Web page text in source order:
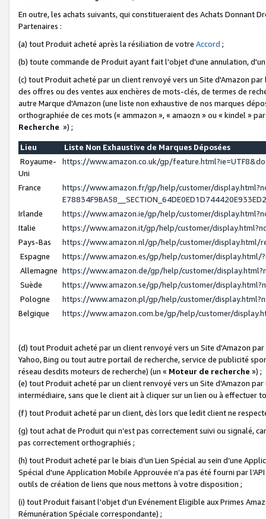
En outre, les achats suivants, qui constitueraient des Achats Donnant
Partenaires :
(a) tout Produit acheté après la résiliation de votre Accord ;
(b) toute commande de Produit ayant fait l'objet d'une annulation,
(c) tout Produit acheté par un client renvoyé vers un Site d'Amazon
des offres ou des ventes aux enchères de mots-clés, de termes de
autre Marque d'Amazon (une liste non exhaustive de nos marques
orthographiée de ces mots (« ammazon », « amaozn » ou « kindel »
Recherche ») ;
Lieu
Liste Non Exhaustive de Marques Déposées
Royaume-
Uni
https://www.amazon.co.uk/gp/
France
https://www.amazon.fr/gp/help/customer/
Irlande
https://www.amazon.ie/gp/help/customer/
Italie
https://www.amazon.it/gp/help/customer/
Pays-Bas
https://www.amazon.nl/gp/help/customer/display.html/
Espagne
https://www.amazon.es/gp/help/customer/display.html/
Allemagne https://www.amazon.de/gp/help/customer/
Suède
https://www.amazon.se/gp/help/customer/
Pologne
https://www.amazon.pl/gp/help/customer/
Belgique
https://www.amazon.com.be/gp/help/customer/
(d) tout Produit acheté par un client renvoyé vers un Site d'Amazon
Yahoo, Bing ou tout autre portail de recherche, service de publicité
réseau desdits moteurs de recherche) (un « Moteur de recherche ») ;
(e) tout Produit acheté par un client renvoyé vers un Site d'Amazon
intermédiaire, sans que le client ait à cliquer sur un lien ou à
(f) tout Produit acheté par un client, dès lors que ledit client ne
(g) tout achat de Produit qui n’est pas correctement suivi ou signalé,
pas correctement orthographiés ;
(h) tout Produit acheté par le biais d’un Lien Spécial au sein d’une
Spécial d'une Application Mobile Approuvée n’a pas été fourni par
outils de création de liens que nous mettons à votre disposition ;
(i) tout Produit faisant l'objet d'un Evénement Eligible aux Primes
Rémunération Spéciale correspondante) ;